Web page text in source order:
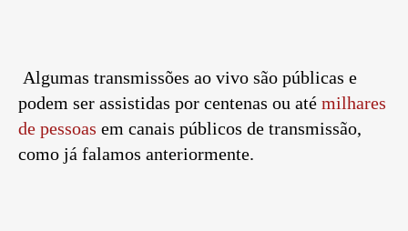
Algumas transmissões ao vivo são públicas e
podem ser assistidas por centenas ou até milhares
de pessoas em canais públicos de transmissão,
como já falamos anteriormente.